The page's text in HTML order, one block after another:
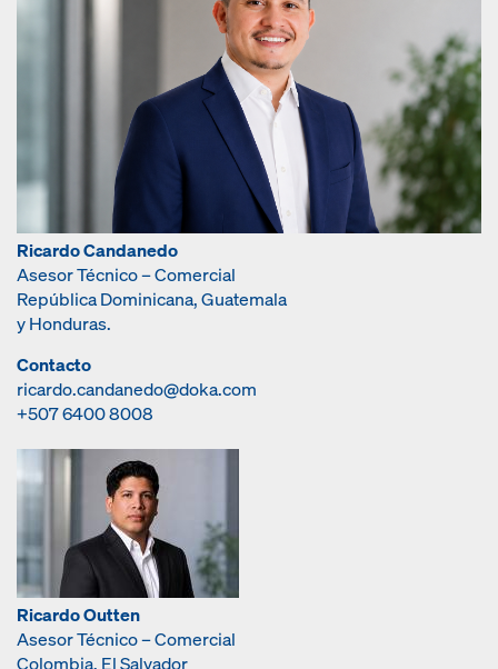
Ricardo Candanedo
Asesor Técnico – Comercial
República Dominicana, Guatemala
y Honduras.
Contacto
ricardo.candanedo@doka.com
+507 6400 8008
Ricardo Outten
Asesor Técnico – Comercial
Colombia, El Salvador